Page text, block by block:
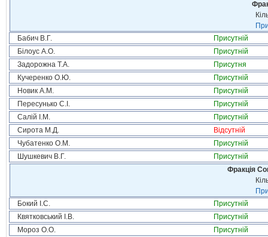
Бабич В.Г.
Присутній
Білоус А.О.
Присутній
Задорожна Т.А.
Присутня
Кучеренко О.Ю.
Присутній
Новик А.М.
Присутній
Пересунько С.І.
Присутній
Салій І.М.
Присутній
Сирота М.Д.
Відсутній
Чубатенко О.М.
Присутній
Шушкевич В.Г.
Присутній
Фракція
Бокий І.С.
Присутній
Квятковський І.В.
Присутній
Мороз О.О.
Присутній